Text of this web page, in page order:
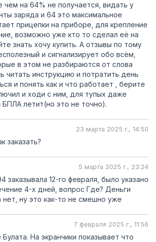
чем на 64% не получается, видать у
заряда и 64 это максимальное
прицепки на приборе, для крепление
возможно уже кто то сделал её на
знать хочу купить. А отзывы по тому
и сигнализирует обо всём,
в этом не разбираются от слова
читать инструкцию и потратить день
и понять как и что работает , берите
и ходи с ним, для тупых даже
БПЛА летит(но это не точно).
23 марта 2025 г., 14:50
заказать?
5 марта 2025 г., 23:24
заказывала 12-го февраля, было указано
4-х дней, вопрос Где? Деньги
нет, ну это как-то не смешно уже
7 февраля 2025 г., 11:56
На экранчики показывает что